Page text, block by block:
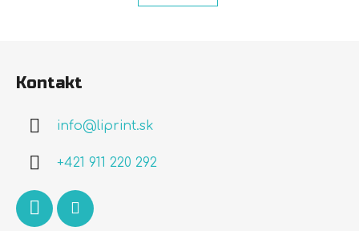
Kontakt
info@liprint.sk
+421 911 220 292